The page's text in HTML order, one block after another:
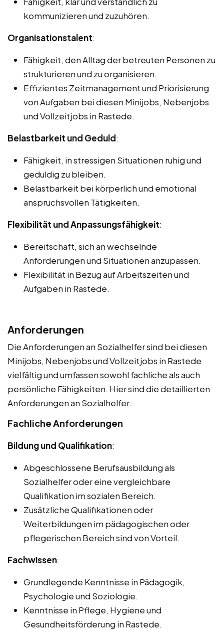
kommunizieren und zuzuhören.
Organisationstalent:
Fähigkeit, den Alltag der betreuten Personen zu
strukturieren und zu organisieren.
Effizientes Zeitmanagement und Priorisierung
von Aufgaben bei diesen Minijobs, Nebenjobs
und Vollzeitjobs in Rastede.
Belastbarkeit und Geduld:
Fähigkeit, in stressigen Situationen ruhig und
geduldig zu bleiben.
Belastbarkeit bei körperlich und emotional
anspruchsvollen Tätigkeiten.
Flexibilität und Anpassungsfähigkeit:
Bereitschaft, sich an wechselnde
Anforderungen und Situationen anzupassen.
Flexibilität in Bezug auf Arbeitszeiten und
Aufgaben in Rastede.
Anforderungen
Die Anforderungen an Sozialhelfer sind bei diesen
Minijobs, Nebenjobs und Vollzeitjobs in Rastede
vielfältig und umfassen sowohl fachliche als auch
persönliche Fähigkeiten. Hier sind die detaillierten
Anforderungen an Sozialhelfer:
Fachliche Anforderungen
Bildung und Qualifikation:
Abgeschlossene Berufsausbildung als
Sozialhelfer oder eine vergleichbare
Qualifikation im sozialen Bereich.
Zusätzliche Qualifikationen oder
Weiterbildungen im pädagogischen oder
pflegerischen Bereich sind von Vorteil.
Fachwissen:
Grundlegende Kenntnisse in Pädagogik,
Psychologie und Soziologie.
Kenntnisse in Pflege, Hygiene und
Gesundheitsförderung in Rastede.